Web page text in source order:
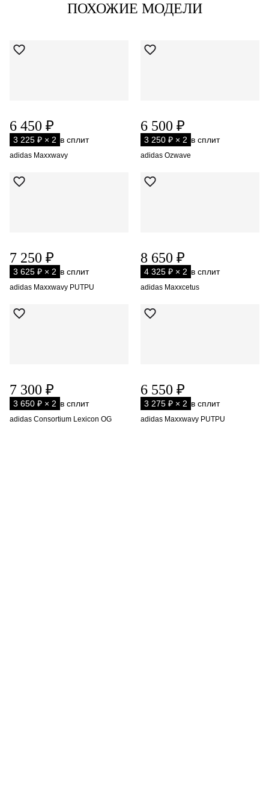
ПОХОЖИЕ МОДЕЛИ
6 450 ₽
3 225 ₽ × 2 в сплит
adidas Maxxwavy
6 500 ₽
3 250 ₽ × 2 в сплит
adidas Ozwave
7 250 ₽
3 625 ₽ × 2 в сплит
adidas Maxxwavy PUTPU
8 650 ₽
4 325 ₽ × 2 в сплит
adidas Maxxcetus
7 300 ₽
3 650 ₽ × 2 в сплит
adidas Consortium Lexicon OG
6 550 ₽
3 275 ₽ × 2 в сплит
adidas Maxxwavy PUTPU